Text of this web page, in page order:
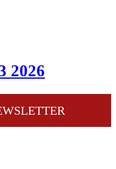
2026